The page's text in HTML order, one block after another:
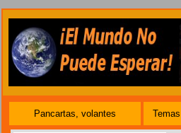
Pancartas, volantes Temas